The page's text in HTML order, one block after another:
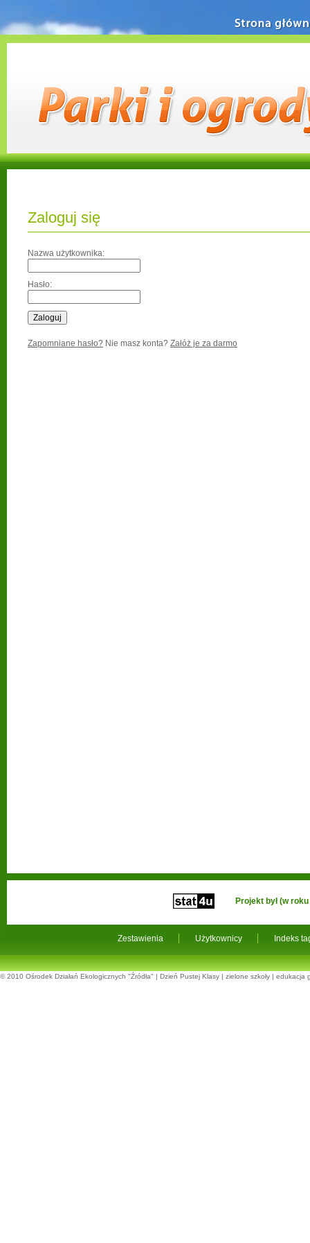
Zaloguj się
Nazwa użytkownika:
Hasło:
Zapomniane hasło? Nie masz konta? Załóż je za darmo
Strona główna
Zestawienia Użytkownicy Indeks
Projekt był (w
© 2010 Ośrodek Działań Ekologicznych "Źródła" | Dzień Pustej Klasy | zielone szkoły | edukacja